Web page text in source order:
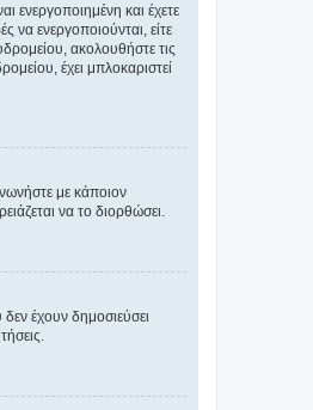
ενεργοποιημένη και έχετε
να ενεργοποιούνται, είτε
ακολουθήστε τις
έχει μπλοκαριστεί
με κάποιον
να το διορθώσει.
έχουν δημοσιεύσει